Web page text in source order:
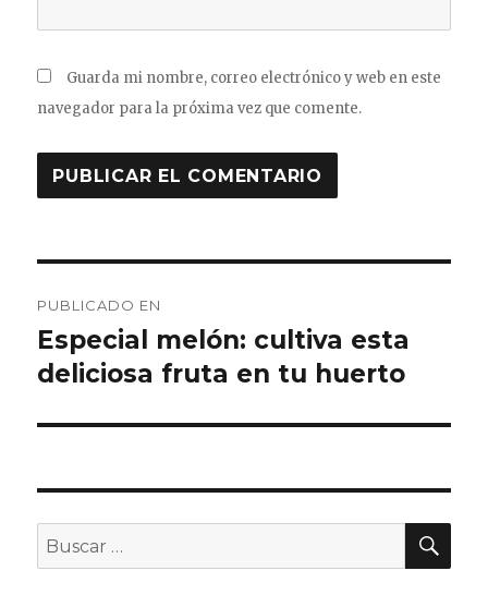
Guarda mi nombre, correo electrónico y web en este
navegador para la próxima vez que comente.
de
entradas
PUBLICADO EN
Especial melón: cultiva esta
deliciosa fruta en tu huerto
Buscar
por: